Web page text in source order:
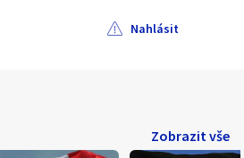
Nahlásit
Zobrazit vše